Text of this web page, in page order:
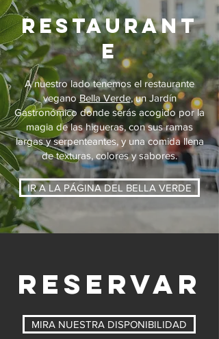
RESTAURANT
E
A nuestro lado tenemos el restaurante
veganoBella Verde, un Jardín
Gastronómico donde serás acogido por la
magia de las higueras, con sus ramas
largas y serpenteantes, y una comida llena
de texturas, colores y sabores.
IR A LA PÁGINA DEL BELLA VERDE
RESERVAR
MIRA NUESTRA DISPONIBILIDAD